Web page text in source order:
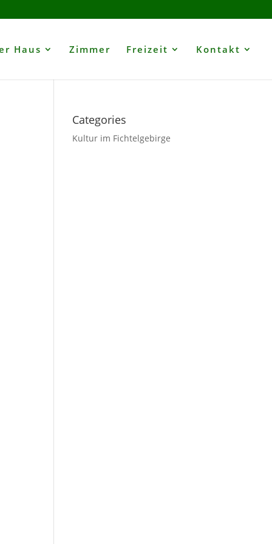
Haus Zimmer Freizeit Kontakt
Categories
Kultur im Fichtelgebirge